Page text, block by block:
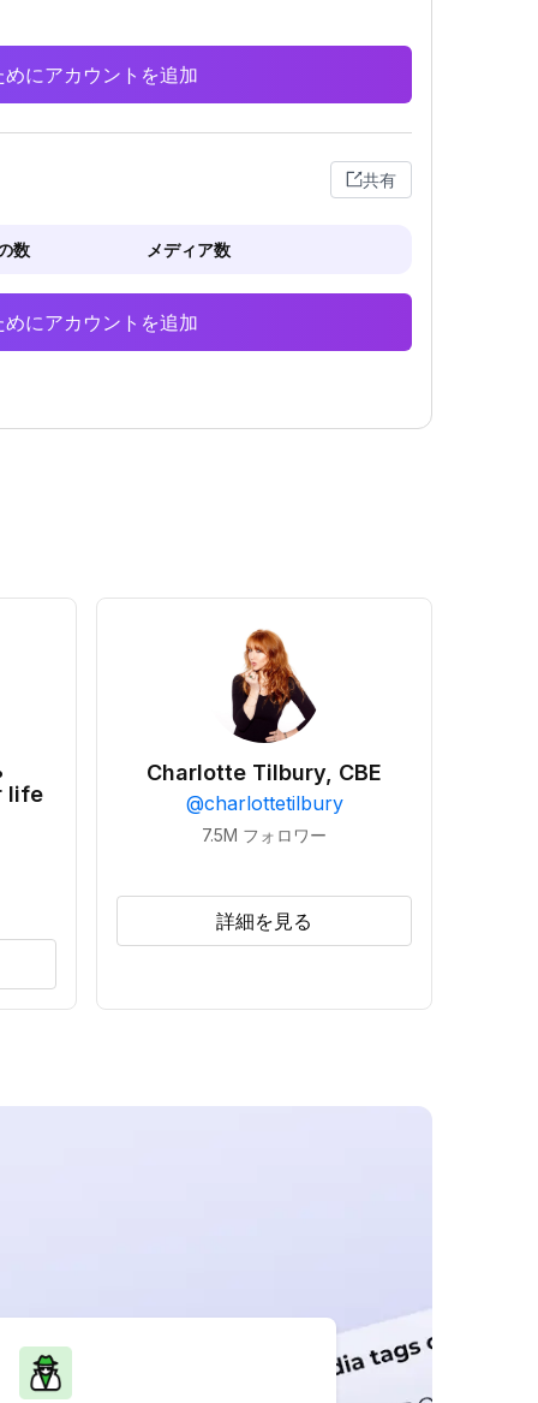
にアカウントを追加
共有
数 メディア数
にアカウントを追加
life
Charlotte Tilbury, CBE
@charlottetilbury
7.5M フォロワー
詳細を見る